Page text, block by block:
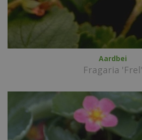
Aardbei
Fragaria 'Frel'